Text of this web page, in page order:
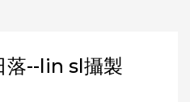
落--lin sl攝製